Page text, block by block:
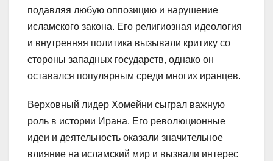
подавляя любую оппозицию и нарушение
исламского закона. Его религиозная идеология
и внутренняя политика вызывали критику со
стороны западных государств, однако он
оставался популярным среди многих иранцев.
Верховный лидер Хомейни сыграл важную
роль в истории Ирана. Его революционные
идеи и деятельность оказали значительное
влияние на исламский мир и вызвали интерес